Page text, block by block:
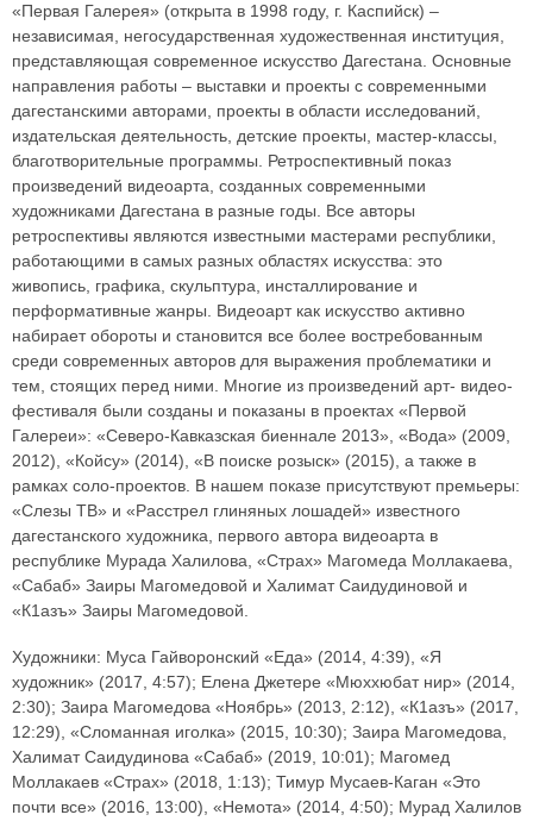
«Первая Галерея» (открыта в 1998 году, г. Каспийск) –
независимая, негосударственная художественная институция,
представляющая современное искусство Дагестана. Основные
направления работы – выставки и проекты с современными
дагестанскими авторами, проекты в области исследований,
издательская деятельность, детские проекты, мастер-классы,
благотворительные программы. Ретроспективный показ
произведений видеоарта, созданных современными
художниками Дагестана в разные годы. Все авторы
ретроспективы являются известными мастерами республики,
работающими в самых разных областях искусства: это
живопись, графика, скульптура, инсталлирование и
перформативные жанры. Видеоарт как искусство активно
набирает обороты и становится все более востребованным
среди современных авторов для выражения проблематики и
тем, стоящих перед ними. Многие из произведений арт- видео-
фестиваля были созданы и показаны в проектах «Первой
Галереи»: «Северо-Кавказская биеннале 2013», «Вода» (2009,
2012), «Койсу» (2014), «В поиске розыск» (2015), а также в
рамках соло-проектов. В нашем показе присутствуют премьеры:
«Слезы ТВ» и «Расстрел глиняных лошадей» известного
дагестанского художника, первого автора видеоарта в
республике Мурада Халилова, «Страх» Магомеда Моллакаева,
«Сабаб» Заиры Магомедовой и Халимат Саидудиновой и
«К1азъ» Заиры Магомедовой.
Художники: Муса Гайворонский «Еда» (2014, 4:39), «Я
художник» (2017, 4:57); Елена Джетере «Мюххюбат нир» (2014,
2:30); Заира Магомедова «Ноябрь» (2013, 2:12), «К1азъ» (2017,
12:29), «Сломанная иголка» (2015, 10:30); Заира Магомедова,
Халимат Саидудинова «Сабаб» (2019, 10:01); Магомед
Моллакаев «Страх» (2018, 1:13); Тимур Мусаев-Каган «Это
почти все» (2016, 13:00), «Немота» (2014, 4:50); Мурад Халилов